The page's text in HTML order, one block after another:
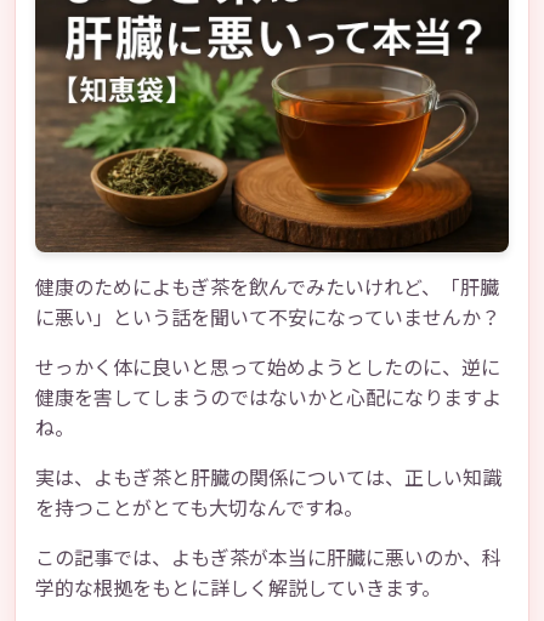
健康のためによもぎ茶を飲んでみたいけれど、「肝臓
に悪い」という話を聞いて不安になっていませんか？
せっかく体に良いと思って始めようとしたのに、逆に
健康を害してしまうのではないかと心配になりますよ
ね。
実は、よもぎ茶と肝臓の関係については、正しい知識
を持つことがとても大切なんですね。
この記事では、よもぎ茶が本当に肝臓に悪いのか、科
学的な根拠をもとに詳しく解説していきます。